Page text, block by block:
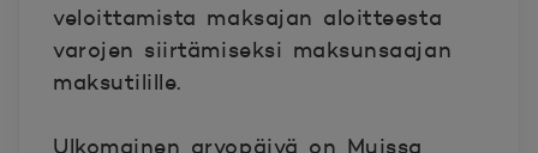
veloittamista maksajan aloitteesta
varojen siirtämiseksi maksunsaajan
maksutilille.
Ulkomainen arvopäivä on Muissa